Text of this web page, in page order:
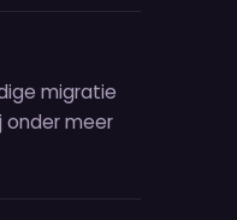
migratie
onder meer